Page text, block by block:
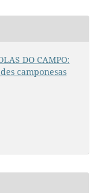
DO CAMPO:
camponesas